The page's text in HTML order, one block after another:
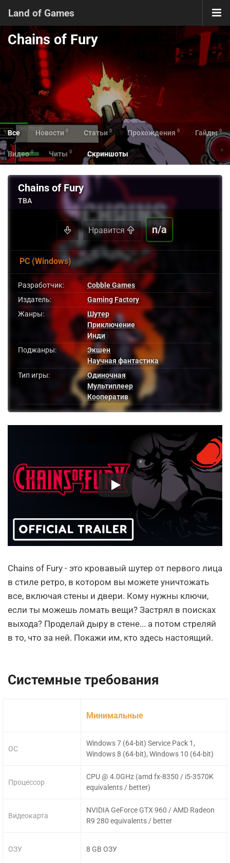
Land of Games
Chains of Fury
Все Новости 0 Статьи 0 Прохождения 0 Гайды 0
Видео 0 Читы 0 Скриншоты
Chains of Fury
TBA
Нравится n/a
PC (Windows)
Разработчик:
Cobble Games
Издатель:
Gaming Factory
Жанры:
Шутер
Приключение
Инди
Поджанры:
Экшен
Научная фантастика
Тип игры:
Одиночная
Мультиплеер
Кооператив
Chains of Fury - это кровавый шутер от первого лица
в стиле ретро, в котором вы можете уничтожать
все, включая стены и двери. Кому нужны ключи,
если ты можешь ломать вещи? Застрял в поисках
выхода? Проделай дыру в стене... а потом стреляй
в то, что за ней. Покажи им, кто здесь настоящий.
Системные требования
ОС
Процессор
Видеокарта
ОЗУ
Минимальные
Windows 7 (64-bit) Service Pack 1,
Windows 8 (64-bit), Windows 10 (64-bit)
CPU @ 4.0GHz (amd fx-8350 / i5-3570K
equivalents / better)
NVIDIA GeForce GTX 960 / AMD Radeon
R9 280 equivalents / better
8 GB ОЗУ